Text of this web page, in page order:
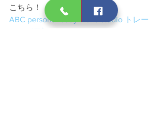
こちら！
ABC personal body make studio トレー